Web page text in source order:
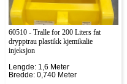
60510 - Tralle for 200 Liters fat
drypptrau plastikk kjemikalie
injeksjon
Lengde: 1,6 Meter
Bredde: 0,740 Meter